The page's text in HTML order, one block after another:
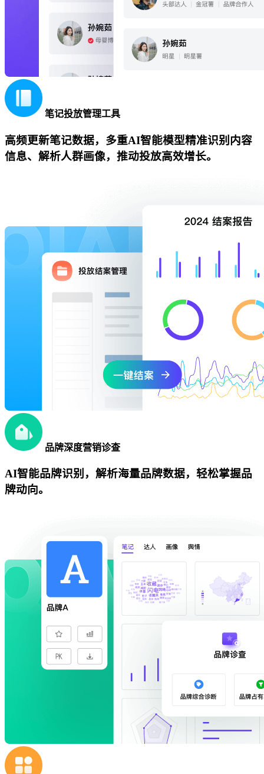
笔记投放管理工具
高频更新笔记数据，多重AI智能模型精准识别内容
信息、解析人群画像，推动投放高效增长。
品牌深度营销诊查
AI智能品牌识别，解析海量品牌数据，轻松掌握品
牌动向。